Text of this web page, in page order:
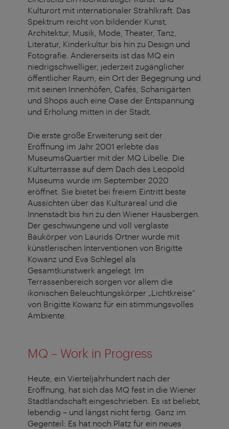
Kulturort mit internationaler Strahlkraft. Das
Spektrum reicht von bildender Kunst,
Architektur, Musik, Mode, Theater, Tanz,
Literatur, Kinderkultur bis hin zu Design und
Fotografie. Andererseits ist das MQ ein
niedrigschwelliger, jederzeit zugänglicher
öffentlicher Raum, ein Ort der Begegnung und
mit seinen Innenhöfen, Cafés, Schanigärten
und Shops auch eine Oase der Entspannung
und Erholung mitten in der Stadt.
Die erste große Erweiterung seit der
Eröffnung im Jahr 2001 erlebte das
MuseumsQuartier mit der MQ Libelle. Die
Kulturterrasse auf dem Dach des Leopold
Museums wurde im September 2020
eröffnet. Sie bietet bei freiem Eintritt beste
Aussichten über das Kulturareal und die
Innenstadt bis hin zu den Wiener Hausbergen.
Der geschwungene und voll verglaste
Baukörper von Laurids Ortner wurde mit
künstlerischen Interventionen von Brigitte
Kowanz und Eva Schlegel als
Gesamtkunstwerk angelegt. Im
Terrassenbereich sorgen vor allem die
ikonischen Beleuchtungskörper „Lichtkreise“
von Brigitte Kowanz für ein stimmungsvolles
Ambiente.
MQ – Work in Progress
Heute, ein Vierteljahrhundert nach der
Eröffnung, hat sich das MQ fest in die Wiener
Stadtlandschaft eingeschrieben. Es ist beliebt,
lebendig – und längst nicht fertig. Ganz im
Gegenteil: Es hat noch Platz für ein neues